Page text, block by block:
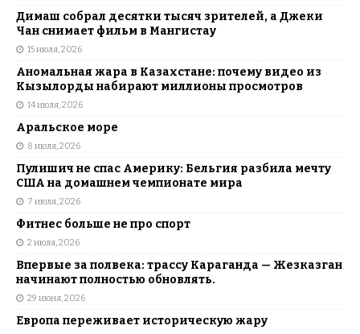
Димаш собрал десятки тысяч зрителей, а Джеки
Чан снимает фильм в Мангистау
15 июля, 2026
Аномальная жара в Казахстане: почему видео из
Кызылорды набирают миллионы просмотров
14 июля, 2026
Аральское море
8 июля, 2026
Пулишич не спас Америку: Бельгия разбила мечту
США на домашнем чемпионате мира
7 июля, 2026
Фитнес больше не про спорт
2 июля, 2026
Впервые за полвека: трассу Караганда — Жезказган
начинают полностью обновлять.
29 июня, 2026
Европа переживает историческую жару